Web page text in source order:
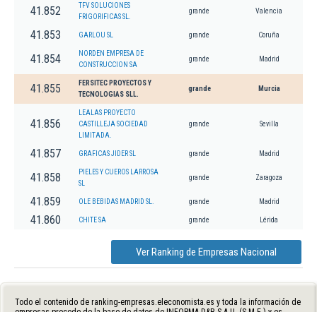
41.852
TFV SOLUCIONES
FRIGORIFICAS SL.
grande Valencia
41.853 GARLOU SL grande Coruña
41.854
NORDEN EMPRESA DE
CONSTRUCCION SA
grande Madrid
41.855
FERSITEC PROYECTOS Y
TECNOLOGIAS SLL.
grande Murcia
41.856
LEALAS PROYECTO
CASTILLEJA SOCIEDAD
LIMITADA.
grande Sevilla
41.857 GRAFICAS JIDER SL grande Madrid
41.858
PIELES Y CUEROS LARROSA
SL
grande Zaragoza
41.859 OLE BEBIDAS MADRID SL. grande Madrid
41.860 CHITE SA grande Lérida
Ver Ranking de Empresas Nacional
Todo el contenido de ranking-empresas.eleconomista.es y toda la información de